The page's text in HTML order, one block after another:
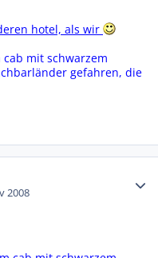
hotel, als wir
mit schwarzem
gefahren, die
2008